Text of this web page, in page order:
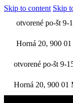
Skip to content Skip
otvorené po-št 9-
Horná 20, 900
otvorené po-št 9-
Horná 20, 900 01